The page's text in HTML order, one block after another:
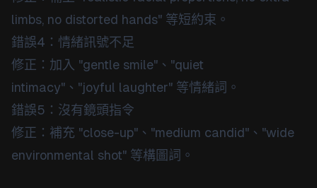
limbs, no distorted hands" 等短約束。
錯誤4：情緒訊號不足
修正：加入 "gentle smile"、"quiet
intimacy"、"joyful laughter" 等情緒詞。
錯誤5：沒有鏡頭指令
修正：補充 "close-up"、"medium candid"、"wide
environmental shot" 等構圖詞。